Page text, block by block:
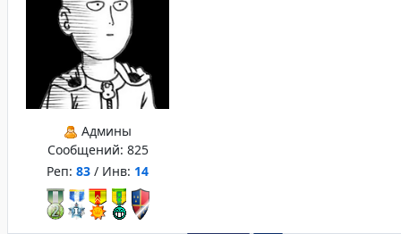
Админы
Сообщений: 825
Реп: 83 / Инв: 14